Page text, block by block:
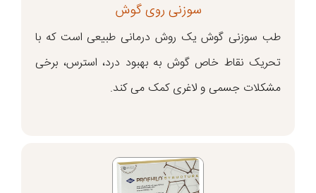
سوزنی روی گوش
طب سوزنی گوش یک روش درمانی طبیعی است که با
تحریک نقاط خاص گوش به بهبود درد، استرس، برخی
مشکلات جسمی و لاغری کمک می کند.